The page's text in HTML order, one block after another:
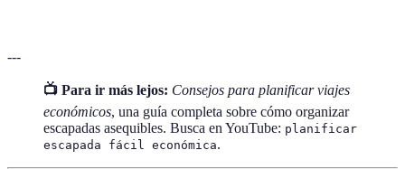
---
📺 Para ir más lejos: Consejos para planificar viajes
económicos, una guía completa sobre cómo organizar
escapadas asequibles. Busca en YouTube: planificar
escapada fácil económica.